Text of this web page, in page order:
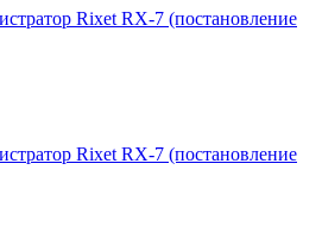
Rixet RX-7 (постановление
Rixet RX-7 (постановление